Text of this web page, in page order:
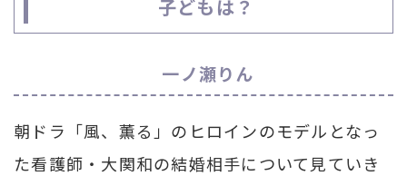
子どもは？
一ノ瀬りん
朝ドラ「風、薫る」のヒロインのモデルとなっ
た看護師・大関和の結婚相手について見ていき